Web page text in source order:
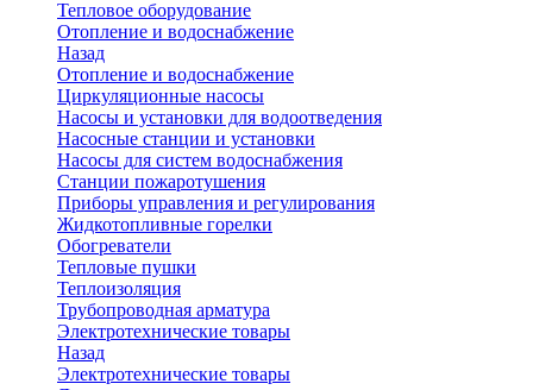
Тепловое оборудование
Отопление и водоснабжение
Назад
Отопление и водоснабжение
Циркуляционные насосы
Насосы и установки для водоотведения
Насосные станции и установки
Насосы для систем водоснабжения
Станции пожаротушения
Приборы управления и регулирования
Жидкотопливные горелки
Обогреватели
Тепловые пушки
Теплоизоляция
Трубопроводная арматура
Электротехнические товары
Назад
Электротехнические товары